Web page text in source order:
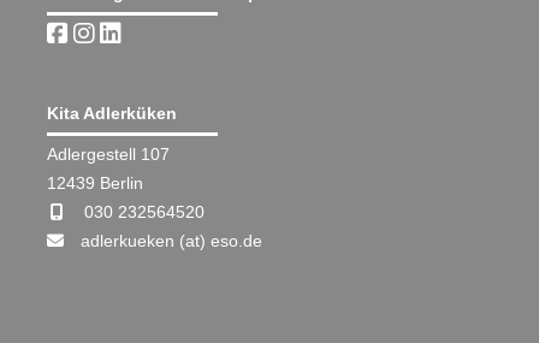
Kita Adlerküken
Adlergestell 107
12439 Berlin
030 232564520
adlerkueken (at) eso.de